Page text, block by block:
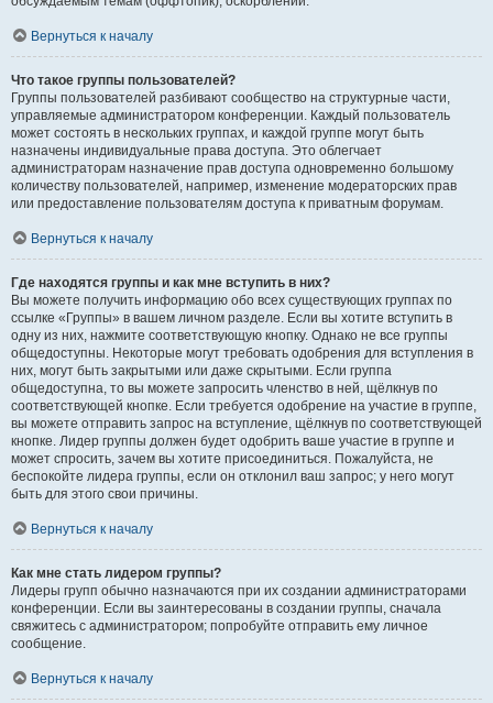
Вернуться к началу
Что такое группы пользователей?
Группы пользователей разбивают сообщество на структурные части,
управляемые администратором конференции. Каждый пользователь
может состоять в нескольких группах, и каждой группе могут быть
назначены индивидуальные права доступа. Это облегчает
администраторам назначение прав доступа одновременно большому
количеству пользователей, например, изменение модераторских прав
или предоставление пользователям доступа к приватным форумам.
Вернуться к началу
Где находятся группы и как мне вступить в них?
Вы можете получить информацию обо всех существующих группах по
ссылке «Группы» в вашем личном разделе. Если вы хотите вступить в
одну из них, нажмите соответствующую кнопку. Однако не все группы
общедоступны. Некоторые могут требовать одобрения для вступления в
них, могут быть закрытыми или даже скрытыми. Если группа
общедоступна, то вы можете запросить членство в ней, щёлкнув по
соответствующей кнопке. Если требуется одобрение на участие в группе,
вы можете отправить запрос на вступление, щёлкнув по соответствующей
кнопке. Лидер группы должен будет одобрить ваше участие в группе и
может спросить, зачем вы хотите присоединиться. Пожалуйста, не
беспокойте лидера группы, если он отклонил ваш запрос; у него могут
быть для этого свои причины.
Вернуться к началу
Как мне стать лидером группы?
Лидеры групп обычно назначаются при их создании администраторами
конференции. Если вы заинтересованы в создании группы, сначала
свяжитесь с администратором; попробуйте отправить ему личное
сообщение.
Вернуться к началу